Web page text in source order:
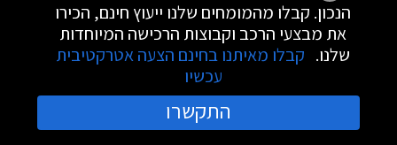
הנכון. קבלו מהמומחים שלנו ייעוץ חינם, הכירו
את מבצעי הרכב וקבוצות הרכישה המיוחדות
שלנו. קבלו מאיתנו בחינם הצעה אטרקטיבית
עכשיו
התקשרו